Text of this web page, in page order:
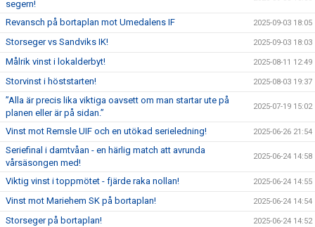
segern!
Revansch på bortaplan mot Umedalens IF 2025-09-03 18:05
Storseger vs Sandviks IK! 2025-09-03 18:03
Målrik vinst i lokalderbyt! 2025-08-11 12:49
Storvinst i höststarten! 2025-08-03 19:37
”Alla är precis lika viktiga oavsett om man startar ute på
planen eller är på sidan.”
2025-07-19 15:02
Vinst mot Remsle UIF och en utökad serieledning! 2025-06-26 21:54
Seriefinal i damtvåan - en härlig match att avrunda
vårsäsongen med!
2025-06-24 14:58
Viktig vinst i toppmötet - fjärde raka nollan! 2025-06-24 14:55
Vinst mot Mariehem SK på bortaplan! 2025-06-24 14:54
Storseger på bortaplan! 2025-06-24 14:52